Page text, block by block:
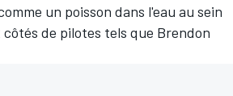
un poisson dans l'eau au sein
de pilotes tels que Brendon